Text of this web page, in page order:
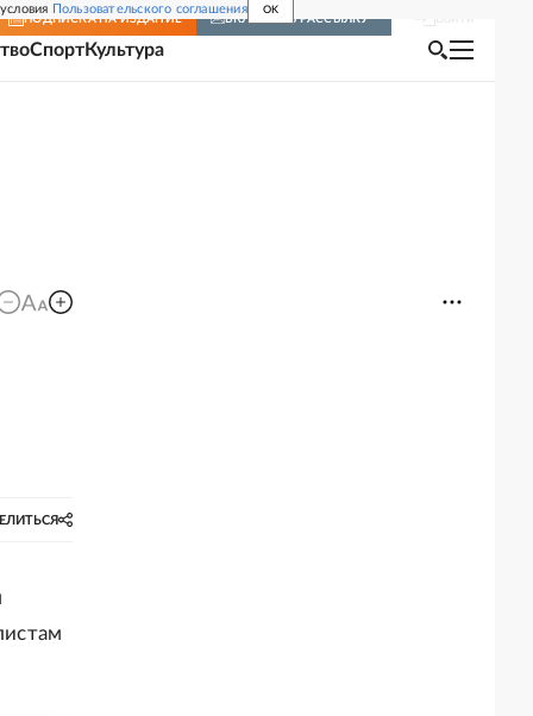
Пользовательского соглашения OK
ПОДПИСКА НА ИЗДАНИЕ ВКЛЮЧИТЬ РАССЫЛКУ
СпортКультура